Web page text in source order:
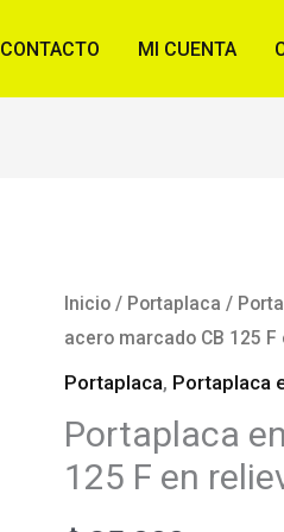
CONTACTO MI CUENTA
Inicio/ Portaplaca /
acero marcado CB 125 F
Portaplaca, Portaplaca
Portaplaca
125 F en